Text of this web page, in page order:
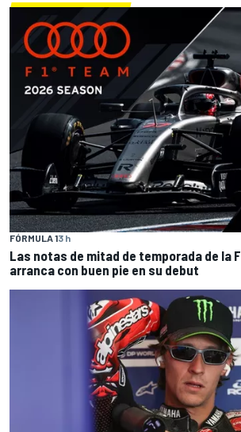
FÓRMULA 13 h
Las notas de mitad de temporada de la
arranca con buen pie en su debut